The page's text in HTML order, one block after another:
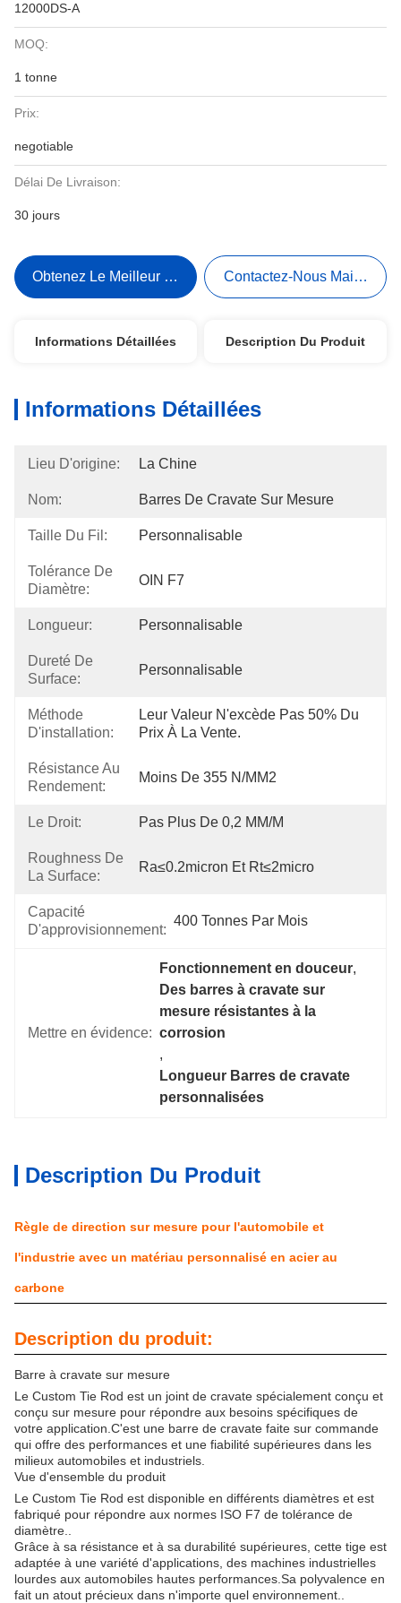
12000DS-A
MOQ:
1 tonne
Prix:
negotiable
Délai De Livraison:
30 jours
Obtenez Le Meilleur Prix Contactez-Nous Maintenant
Informations Détaillées Description Du Produit
Informations Détaillées
Lieu D'origine: La Chine
Nom: Barres De Cravate Sur Mesure
Taille Du Fil: Personnalisable
Tolérance De
Diamètre:
OIN F7
Longueur: Personnalisable
Dureté De
Surface:
Personnalisable
Méthode
D'installation:
Leur Valeur N'excède Pas 50% Du
Prix À La Vente.
Résistance Au
Rendement:
Moins De 355 N/MM2
Le Droit: Pas Plus De 0,2 MM/M
Roughness De
La Surface:
Ra≤0.2micron Et Rt≤2micro
Capacité
D'approvisionnement:
400 Tonnes Par Mois
Mettre en évidence:
Fonctionnement en douceur,
Des barres à cravate sur
mesure résistantes à la
corrosion
,
Longueur Barres de cravate
personnalisées
Description Du Produit
Règle de direction sur mesure pour l'automobile et
l'industrie avec un matériau personnalisé en acier au
carbone
Description du produit:
Barre à cravate sur mesure
Le Custom Tie Rod est un joint de cravate spécialement conçu et
conçu sur mesure pour répondre aux besoins spécifiques de
votre application.C'est une barre de cravate faite sur commande
qui offre des performances et une fiabilité supérieures dans les
milieux automobiles et industriels.
Vue d'ensemble du produit
Le Custom Tie Rod est disponible en différents diamètres et est
fabriqué pour répondre aux normes ISO F7 de tolérance de
diamètre..
Grâce à sa résistance et à sa durabilité supérieures, cette tige est
adaptée à une variété d'applications, des machines industrielles
lourdes aux automobiles hautes performances.Sa polyvalence en
fait un atout précieux dans n'importe quel environnement..